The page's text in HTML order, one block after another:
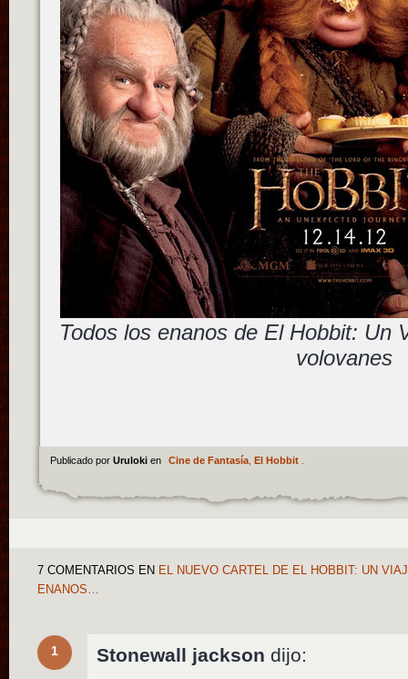
Todos los enanos de El Hobbit: Un
volovanes
Publicado por Uruloki en Cine de Fantasía, El Hobbit.
7 COMENTARIOS EN EL NUEVO CARTEL DE EL HOBBIT: UN
ENANOS…
1 Stonewall jackson dijo: